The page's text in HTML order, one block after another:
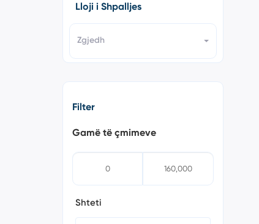
Lloji i Shpalljes
Zgjedh
Filter
Gamë të çmimeve
Shteti